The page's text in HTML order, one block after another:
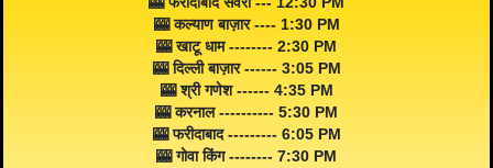
🎰 कल्याण बाज़ार ---- 1:30 PM
🎰 खाटू धाम -------- 2:30 PM
🎰 दिल्ली बाज़ार ------ 3:05 PM
🎰 श्री गणेश ------ 4:35 PM
🎰 करनाल ---------- 5:30 PM
🎰 फरीदाबाद --------- 6:05 PM
🎰 गोवा किंग -------- 7:30 PM